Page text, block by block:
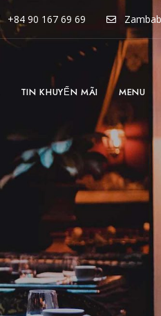
+84 90 167 69 69
TIN KHUYẾN MÃI MENU